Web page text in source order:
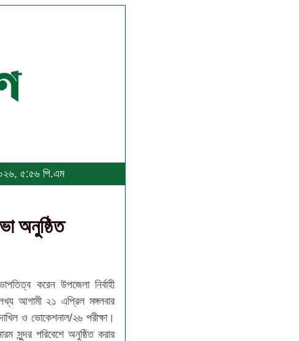
৫:৫৬ পি.এম
অনুষ্ঠিত
করেন উপজেলা নির্বাহী
আগামী ২১ এপ্রিল মঙ্গলবার
ও ভোকেশনাল/২৬ পরীক্ষা।
সুন্দর পরিবেশে অনুষ্ঠিত করার